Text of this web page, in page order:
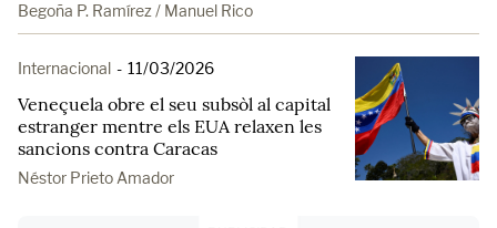
Begoña P. Ramírez / Manuel Rico
Internacional - 11/03/2026
Veneçuela obre el seu subsòl al capital
estranger mentre els EUA relaxen les
sancions contra Caracas
Néstor Prieto Amador